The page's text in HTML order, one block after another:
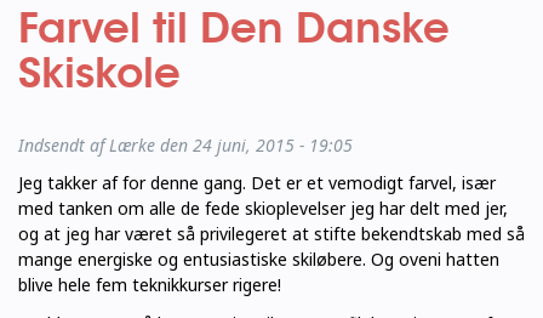
Farvel til Den Danske
Skiskole
Indsendt afLærke den 24 juni, 2015 - 19:05
Jeg takker af for denne gang. Det er et vemodigt farvel, især
med tanken om alle de fede skioplevelser jeg har delt med jer,
og at jeg har været så privilegeret at stifte bekendtskab med så
mange energiske og entusiastiske skiløbere. Og oveni hatten
blive hele fem teknikkurser rigere!